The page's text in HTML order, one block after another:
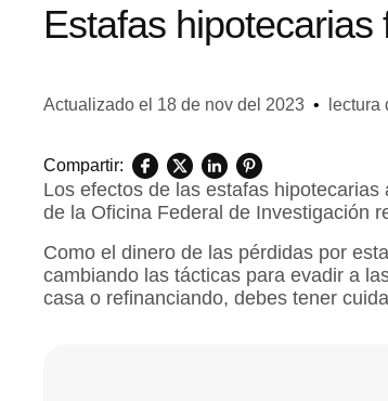
Estafas
Actualizado el 18 de nov del 2023 • lectura
Compartir:
Los efectos de las estafas
de la Oficina Federal de Investigación
Como el dinero de las pérdidas por
cambiando las tácticas para evadir a
casa o refinanciando, debes tener